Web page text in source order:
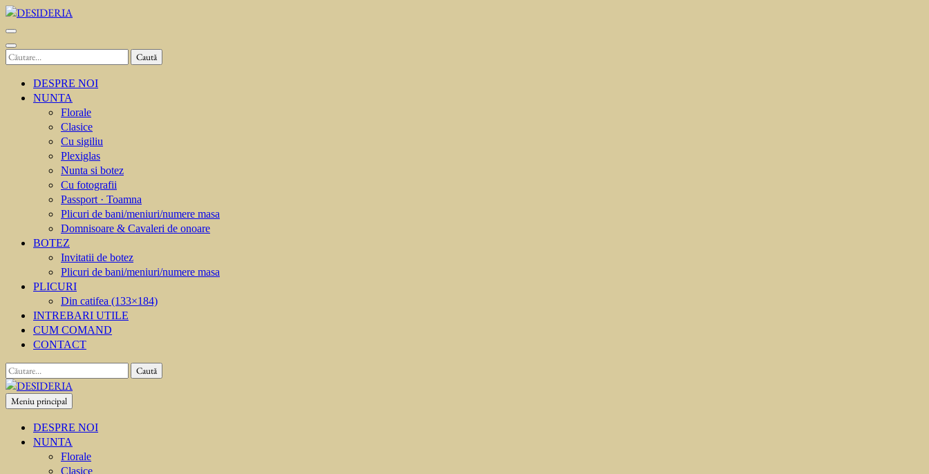
Sari
la
conținut
(apasă
Caută
DESPRE NOI
NUNTA
Florale
Clasice
Cu sigiliu
Plexiglas
Nunta si botez
Cu fotografii
Passport · Toamna
Plicuri de bani/meniuri/numere masa
Domnisoare & Cavaleri de onoare
BOTEZ
Invitatii de botez
Plicuri de bani/meniuri/numere masa
PLICURI
Din catifea (133×184)
INTREBARI UTILE
CUM COMAND
CONTACT
Caută
după:
DESIDERIA
Creator de invitati
Meniu principal
DESPRE NOI
NUNTA
Florale
Clasice